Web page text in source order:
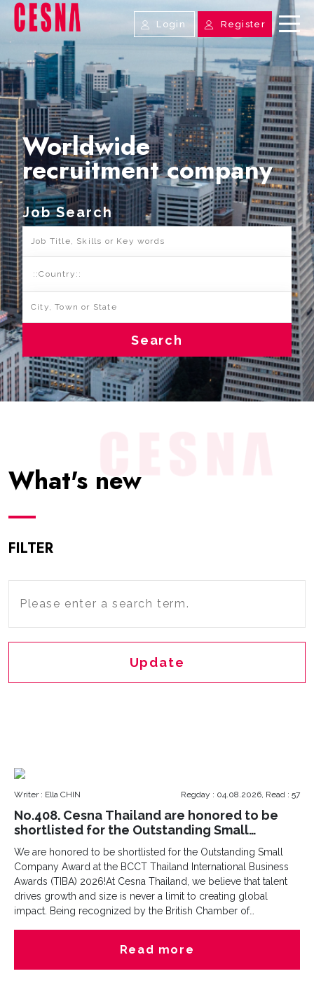
Login Register
Worldwide
recruitment company
Job Search
Search
What's new
FILTER
Update
Writer : Ella CHIN Regday : 04.08.2026, Read : 57
No.408. Cesna Thailand are honored to be
shortlisted for the Outstanding Small
Company Award!
We are honored to be shortlisted for the Outstanding Small
Company Award at the BCCT Thailand International Business
Awards (TIBA) 2026!At Cesna Thailand, we believe that talent
drives growth and size is never a limit to creating global
impact. Being recognized by the British Chamber of
team.We look forward to celebrating the spirit of innovation
and growth in Thailand's business community. See you all at
Read more